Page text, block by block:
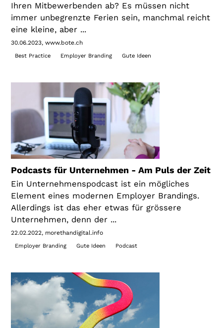
Ihren Mitbewerbenden ab? Es müssen nicht
immer unbegrenzte Ferien sein, manchmal reicht
eine kleine, aber ...
30.06.2023 www.bote.ch
Best Practice Employer Branding Gute Ideen
Podcasts für Unternehmen - Am Puls der Zeit
Ein Unternehmenspodcast ist ein mögliches
Element eines modernen Employer Brandings.
Allerdings ist das eher etwas für grössere
Unternehmen, denn der ...
22.02.2022 morethandigital.info
Employer Branding Gute Ideen Podcast